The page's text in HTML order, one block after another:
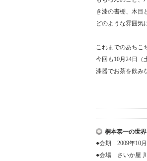
き漆の書棚、木目
どのような雰囲気
これまでのあちこ
今回も10月24日（
漆器でお茶を飲み
桐本泰一の世
●会期 2009年10
●会場 さいか屋